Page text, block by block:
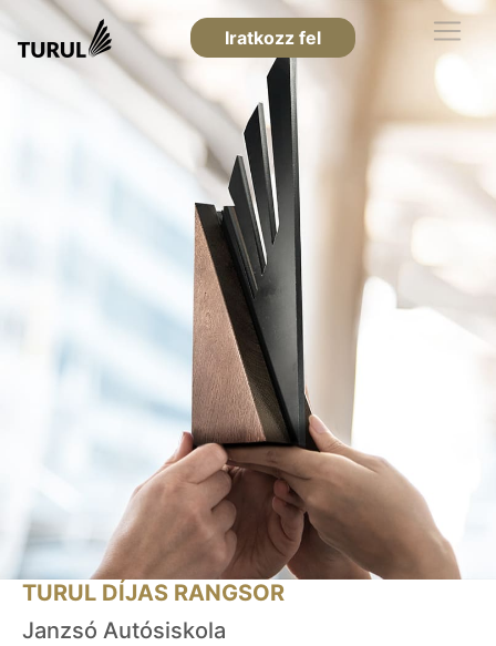
Iratkozz fel
TURUL DÍJAS RANGSOR
Janzsó Autósiskola